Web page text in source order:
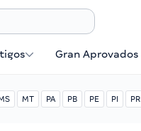
Gran Aprovados
MT PA PB PE PI PR